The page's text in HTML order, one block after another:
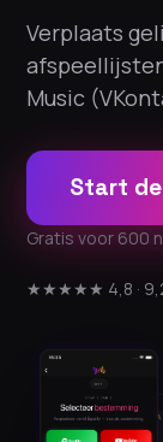
Verplaats
Music
Start
Gratis voor 600
★★★★★ 4,8 ·